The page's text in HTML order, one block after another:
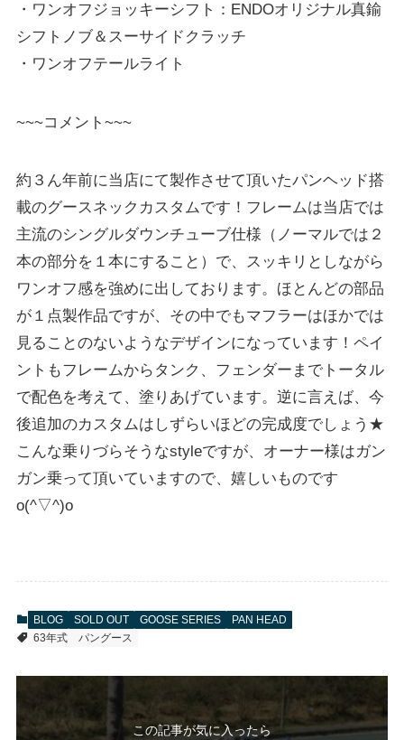
・ワンオフジョッキーシフト：ENDOオリジナル真鍮
シフトノブ＆スーサイドクラッチ
・ワンオフテールライト
~~~コメント~~~
約３ん年前に当店にて製作させて頂いたパンヘッド搭
載のグースネックカスタムです！フレームは当店では
主流のシングルダウンチューブ仕様（ノーマルでは２
本の部分を１本にすること）で、スッキリとしながら
ワンオフ感を強めに出しております。ほとんどの部品
が１点製作品ですが、その中でもマフラーはほかでは
見ることのないようなデザインになっています！ペイ
ントもフレームからタンク、フェンダーまでトータル
で配色を考えて、塗りあげています。逆に言えば、今
後追加のカスタムはしずらいほどの完成度でしょう★
こんな乗りづらそうなstyleですが、オーナー様はガン
ガン乗って頂いていますので、嬉しいものです
o(^▽^)o
BLOG SOLD OUT GOOSE SERIES
PAN HEAD
63年式
パングース
この記事が気に入ったら